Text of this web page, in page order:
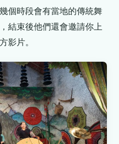
個時段會有當地的傳統舞
結束後他們還會邀請你上
影片。